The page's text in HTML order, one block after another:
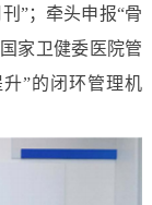
”；牵头申报“骨
家卫健委医院管
”的闭环管理机